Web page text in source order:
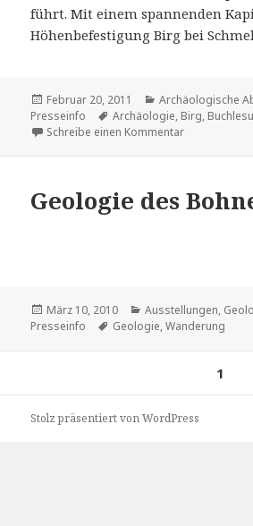
führt. Mit einem spannenden
Höhenbefestigung Birg bei
Veröffentlicht
am
Februar 20, 2011 Kategorien
Archäologische
Presseinfo
Schlagwörter
Archäologie, Birg,
Schreibe einen Kommentarzu Lesung –
Geologie des
Veröffentlicht
am
März 10, 2010 Kategorien
Ausstellungen,
Presseinfo
Schlagwörter
Geologie,Wanderung
1
Stolz präsentiert von WordPress